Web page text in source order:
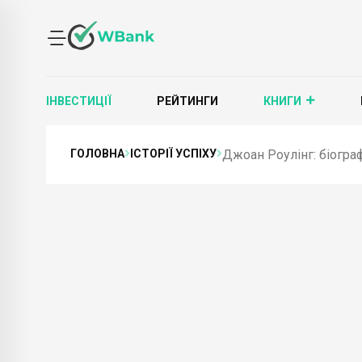
ІНВЕСТИЦІЇ РЕЙТИНГИ КНИГИ
ГОЛОВНА ІСТОРІЇ УСПІХУ Джоан Роулінг: